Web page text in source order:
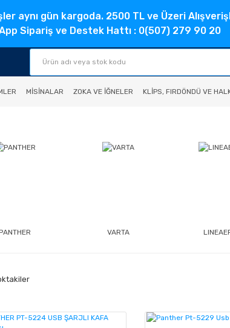
aynı gün kargoda. 2500 TL ve Üzeri
Sipariş ve Destek Hattı : 0(507) 279 90 20
MISINALAR ZOKA VE İĞNELER KLIPS, FIRDÖNDÜ VE
VARTA